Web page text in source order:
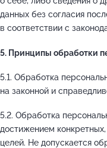
данных без согласия
в соответствии с
5. Принципы обработки
5.1. Обработка
на законной и
5.2. Обработка
достижением
целей. Не допускается